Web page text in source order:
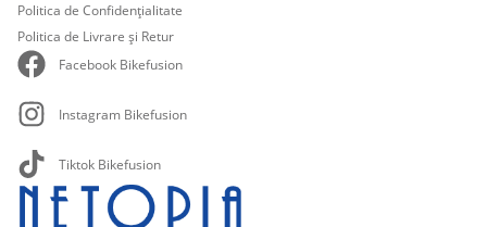
Politica de Confidențialitate
Politica de Livrare și Retur
Facebook Bikefusion
Instagram Bikefusion
Tiktok Bikefusion